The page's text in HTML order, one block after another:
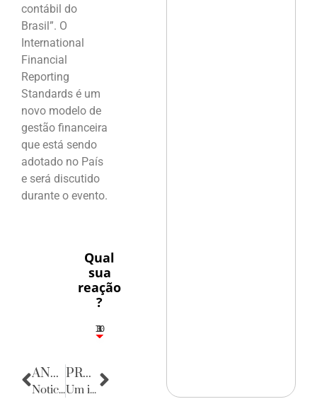
contábil do
Brasil”. O
International
Financial
Reporting
Standards é um
novo modelo de
gestão financeira
que está sendo
adotado no País
e será discutido
durante o evento.
Qual
sua
reação
?
3
1
1
3
10
ANTERIOR
Noticias do Rio Grande do Norte
PRÓXIMA
Um instante, Maestro!